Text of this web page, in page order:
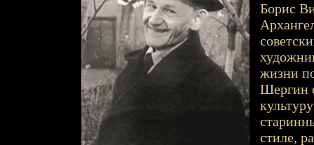
Борис
жизни
Шергин
стиле,